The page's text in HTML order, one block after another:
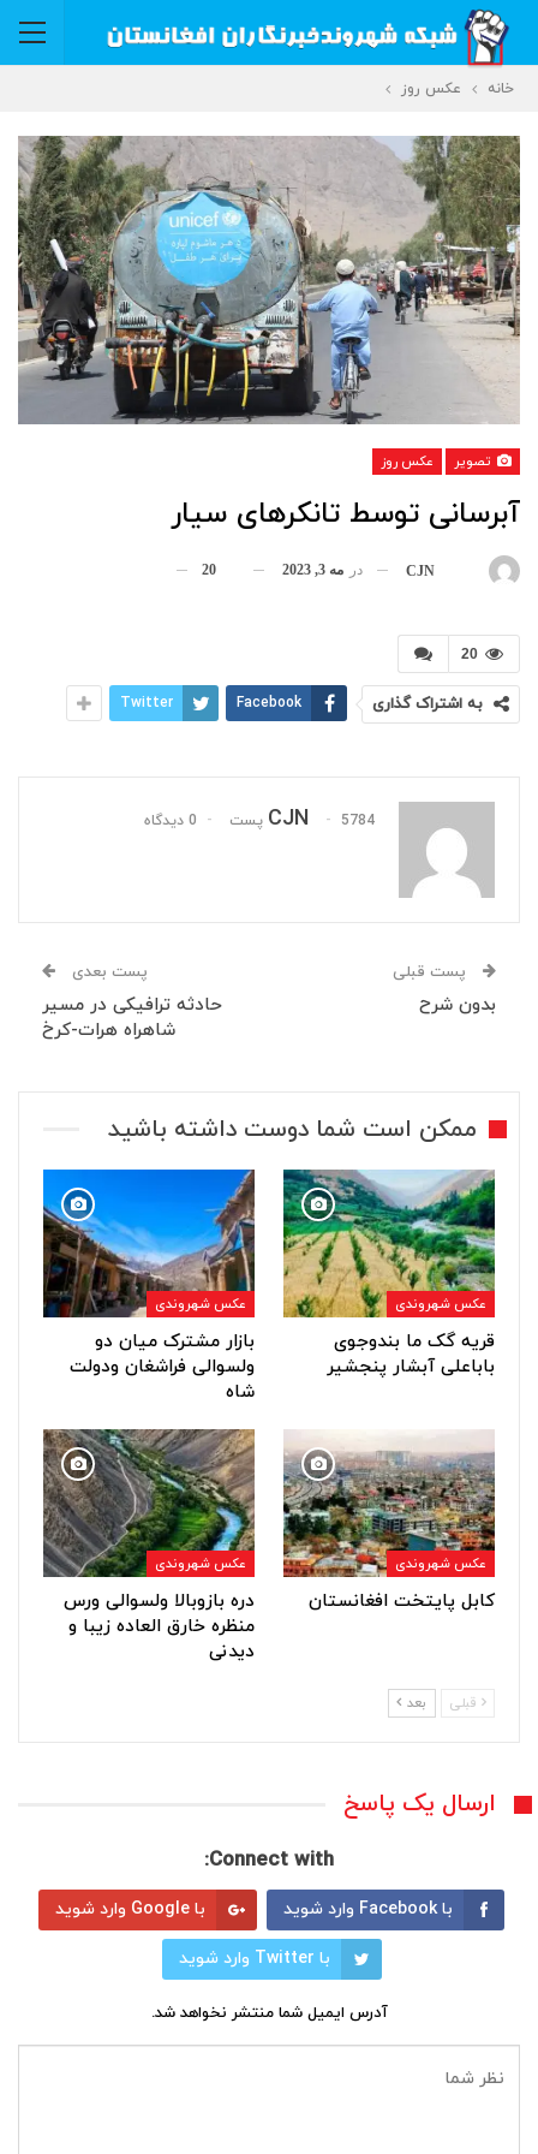
خانه عکس روز
تصویر عکس روز
آبرسانی توسط تانکرهای سیار
CJN در مه 3, 2023 20
20
به اشتراک گذاری Facebook
Twitter
CJN 5784 پست 0 دیدگاه
پست قبلی
بدون شرح
پست بعدی
حادثه ترافیکی در مسیر
شاهراه هرات-کرخ
ممکن است شما دوست داشته باشید
عکس شهروندی
قریه گک ما بندوجوی
باباعلی آبشار پنجشیر
عکس شهروندی
بازار مشترک میان دو
ولسوالی فراشغان ودولت
شاه
عکس شهروندی
کابل پایتخت افغانستان
عکس شهروندی
دره بازوبالا ولسوالی ورس
منظره خارق العاده زیبا و
دیدنی
قبلی بعد
ارسال یک پاسخ
Connect with:
با Facebook وارد شوید با Google وارد شوید
با Twitter وارد شوید
آدرس ایمیل شما منتشر نخواهد شد.